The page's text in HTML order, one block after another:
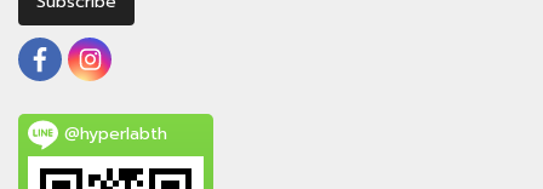
@hyperlabth